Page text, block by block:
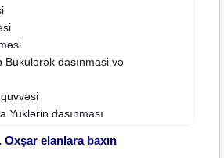
das‌ınmasi və
Yu‌klərin das‌ınması
Oxşar elanlara baxın